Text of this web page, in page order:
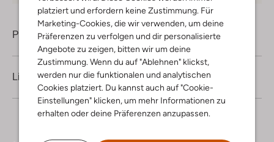
platziert und erfordern keine Zustimmung. Für
Marketing-Cookies, die wir verwenden, um deine
Präferenzen zu verfolgen und dir personalisierte
Angebote zu zeigen, bitten wir um deine
Zustimmung. Wenn du auf "Ablehnen" klickst,
werden nur die funktionalen und analytischen
Cookies platziert. Du kannst auch auf "Cookie-
Einstellungen" klicken, um mehr Informationen zu
erhalten oder deine Präferenzen anzupassen.
Produktinformation
Lieferung & Rückgabe